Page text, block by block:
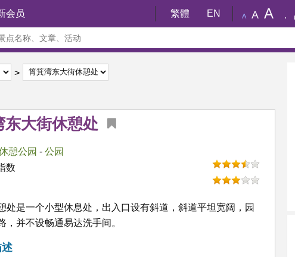
会员 繁體 EN A A A
东大街休憩处
憩公园 - 公园
数
处是一个小型休息处，出入口设有斜道，斜道平坦宽阔，园
，并不设畅通易达洗手间。